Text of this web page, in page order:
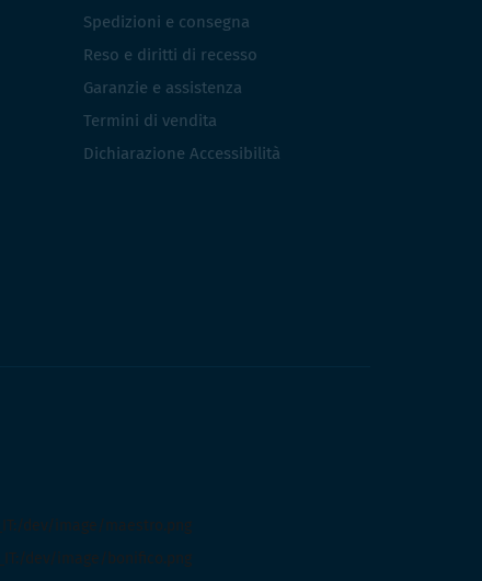
Spedizioni e consegna
Reso e diritti di recesso
Garanzie e assistenza
Termini di vendita
Dichiarazione Accessibilità